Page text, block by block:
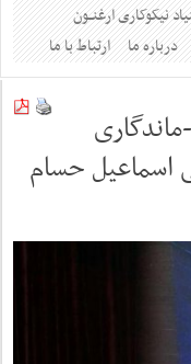
نیکوکاری ارغنــون
درباره ما ارتباط با ما
اسماعیل حسام